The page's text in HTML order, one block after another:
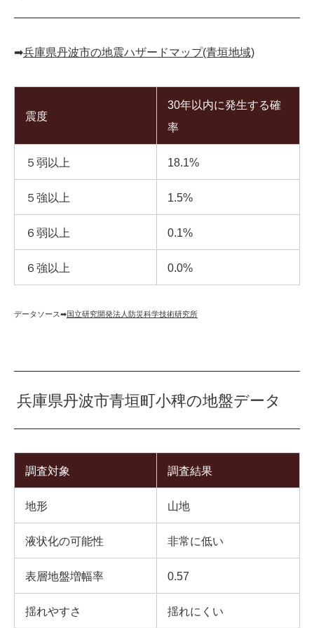
➡︎兵庫県丹波市の地震ハザードマップ(青垣地域)
震度
30年以内に発生する確
率
５弱以上 18.1%
５強以上 1.5%
６弱以上 0.1%
６強以上 0.0%
データソース➡︎国立研究開発法人防災科学技術研究所
兵庫県丹波市青垣町小稗の地盤データ
調査対象 調査結果
地形 山地
液状化の可能性 非常に低い
表層地盤増幅率 0.57
揺れやすさ 揺れにくい